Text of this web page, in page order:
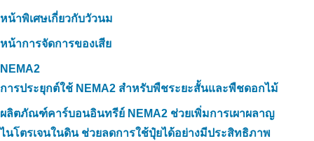
หน้าพิเศษเกี่ยวกับวัวนม
หน้าการจัดการของเสีย
NEMA2
การประยุกต์ใช้ NEMA2 สำหรับพืชระยะสั้นและพืชดอกไม้
ผลิตภัณฑ์คาร์บอนอินทรีย์ NEMA2 ช่วยเพิ่มการเผาผลาญ
ไนโตรเจนในดิน ช่วยลดการใช้ปุ๋ยได้อย่างมีประสิทธิภาพ